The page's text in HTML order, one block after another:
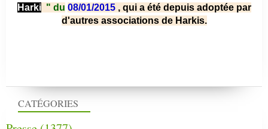
CATÉGORIES
Harki " du 08/01/2015 , qui a été depuis adoptée par
d'autres associations de Harkis.